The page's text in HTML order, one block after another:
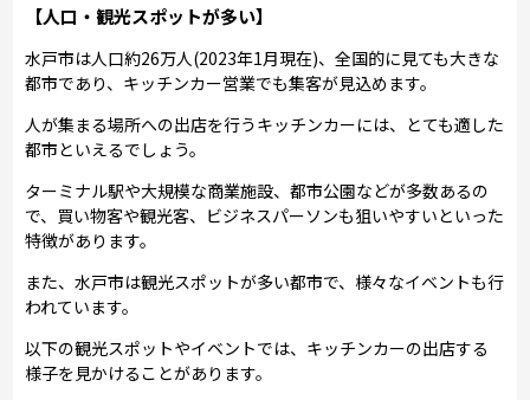
【人口・観光スポットが多い】
水戸市は人口約26万人(2023年1月現在)、全国的に見ても大きな
都市であり、キッチンカー営業でも集客が見込めます。
人が集まる場所への出店を行うキッチンカーには、とても適した
都市といえるでしょう。
ターミナル駅や大規模な商業施設、都市公園などが多数あるの
で、買い物客や観光客、ビジネスパーソンも狙いやすいといった
特徴があります。
また、水戸市は観光スポットが多い都市で、様々なイベントも行
われています。
以下の観光スポットやイベントでは、キッチンカーの出店する
様子を見かけることがあります。